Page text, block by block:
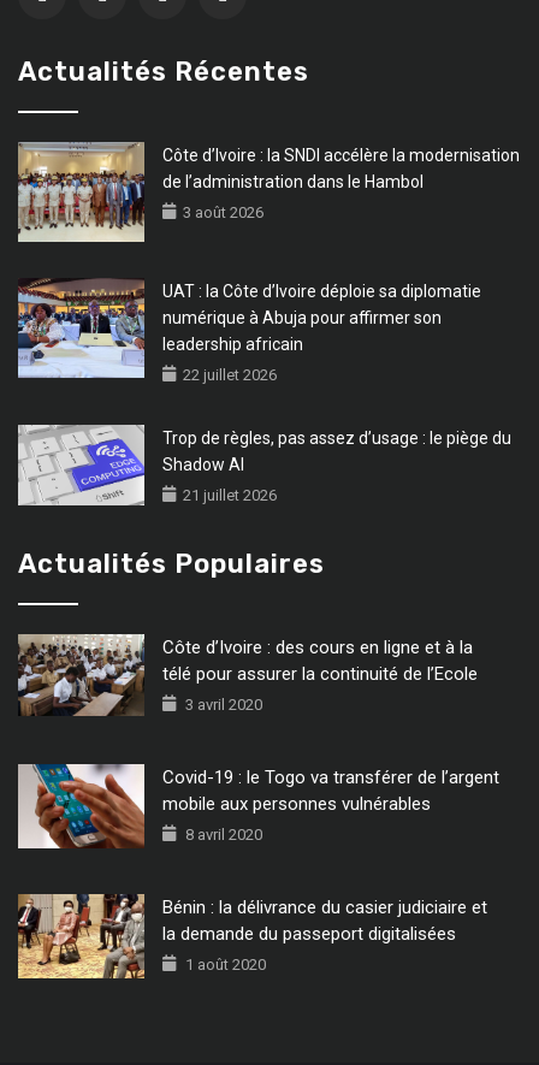
Actualités Récentes
Côte d’Ivoire : la SNDI accélère la modernisation
de l’administration dans le Hambol
3 août 2026
UAT : la Côte d’Ivoire déploie sa diplomatie
numérique à Abuja pour affirmer son
leadership africain
22 juillet 2026
Trop de règles, pas assez d’usage : le piège du
Shadow AI
21 juillet 2026
Actualités Populaires
Côte d’Ivoire : des cours en ligne et à la
télé pour assurer la continuité de l’Ecole
3 avril 2020
Covid-19 : le Togo va transférer de l’argent
mobile aux personnes vulnérables
8 avril 2020
Bénin : la délivrance du casier judiciaire et
la demande du passeport digitalisées
1 août 2020